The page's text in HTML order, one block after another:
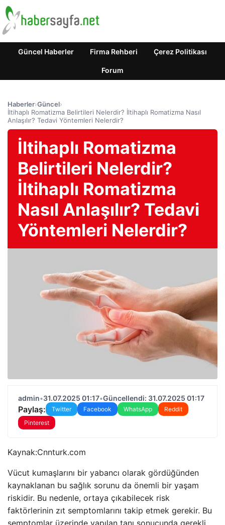
Güncel Haberler Firma Rehberi Çerez Politikası
Forum
Haberler›Güncel›
İltihaplı Romatizma Belirtileri Nelerdir? İltihaplı Romatizma Nasıl
Anlaşılır? Tedavi Yöntemleri Nelerdir?
İltihaplı Romatizma
Belirtileri Nelerdir?
İltihaplı Romatizma
Nasıl Anlaşılır? Tedavi
Yöntemleri Nelerdir?
admin•31.07.2025 01:17•Güncellendi: 31.07.2025 01:17
Paylaş: Twitter Facebook WhatsApp
Reddit
Pinterest
Kaynak:Cnnturk.com
Vücut kumaşlarını bir yabancı olarak gördüğünden
kaynaklanan bu sağlık sorunu da önemli bir yaşam
riskidir. Bu nedenle, ortaya çıkabilecek risk
faktörlerinin zıt semptomlarını takip etmek gerekir. Bu
semptomlar üzerinde yapılan tanı sonucunda gerekli